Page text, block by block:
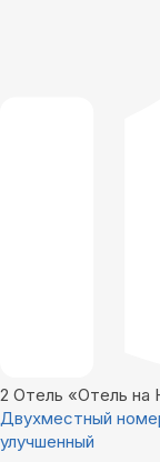
2 Отель «Отель на
Двухместный
улучшенный